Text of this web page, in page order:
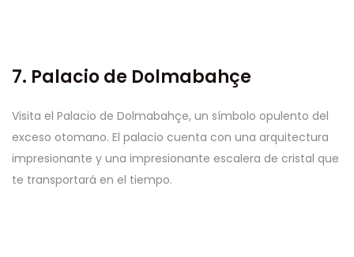
7. Palacio de Dolmabahçe
Visita el Palacio de Dolmabahçe, un símbolo opulento del
exceso otomano. El palacio cuenta con una arquitectura
impresionante y una impresionante escalera de cristal que
te transportará en el tiempo.